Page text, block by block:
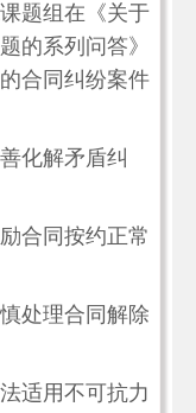
题组在《关于
的系列问答》
合同纠纷案件
化解矛盾纠
合同按约正常
处理合同解除
适用不可抗力